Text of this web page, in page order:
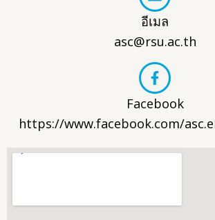
อีเมล
asc@rsu.ac.th
Facebook
https://www.facebook.com/